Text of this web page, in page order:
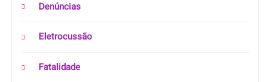
Denúncias
Eletrocussão
Fatalidade